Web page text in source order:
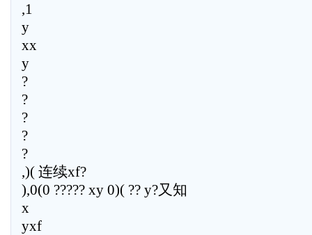
,1
y
xx
y
?
?
?
?
?
,)( 连续xf?
),0(0 ????? xy 0)( ?? y?又知
x
yxf